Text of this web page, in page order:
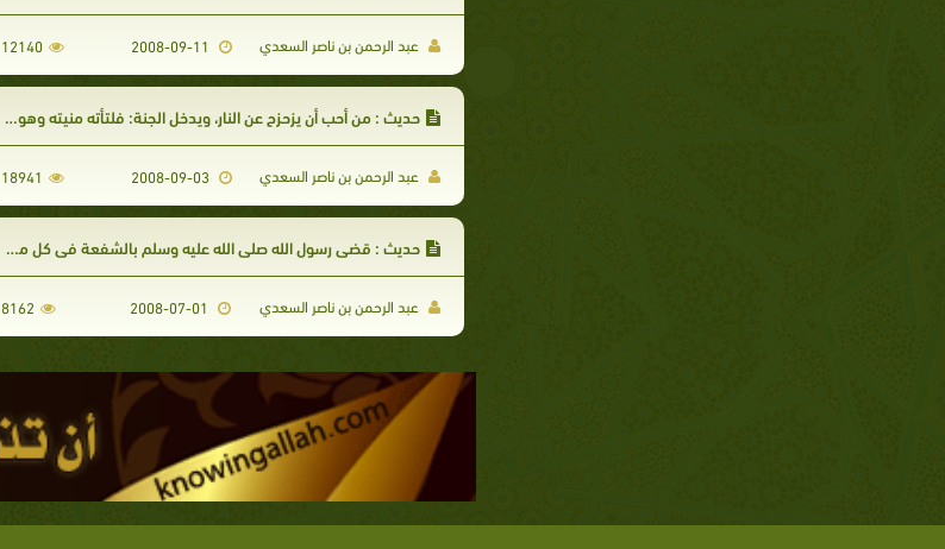
عبد الرحمن بن ناصر السعدي 12140
حديث : من أحب أن يزحزح عن النار، ويدخل الجنة: فلتأته منيته وهو يؤمن بالله واليوم الآخر
عبد الرحمن بن ناصر السعدي 18941
حديث : قضى رسول الله صلى الله عليه وسلم بالشفعة في كل ما لم يقسم.
عبد الرحمن بن ناصر السعدي 8162